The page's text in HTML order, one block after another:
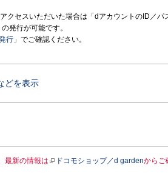
クセスいただいた場合は「dアカウントのID／パ
発行が可能です。
行 」でご確認ください。
どを表示
最新の情報は ドコモショップ／d gardenからご